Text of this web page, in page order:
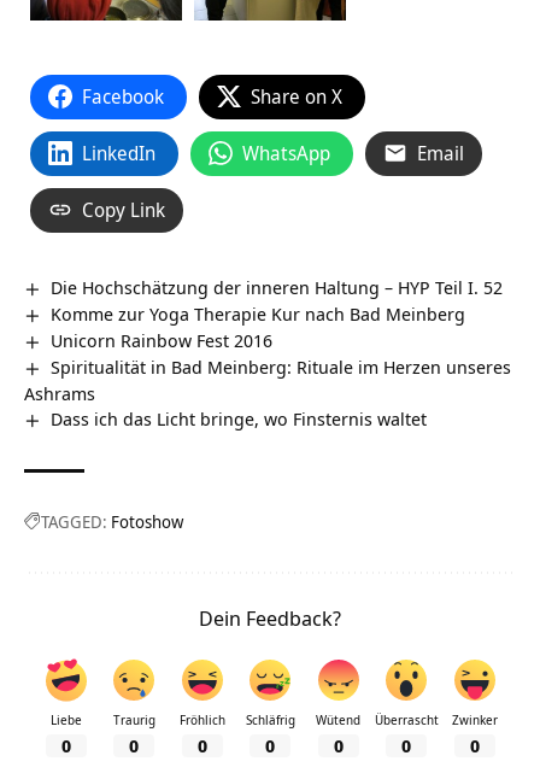
Facebook Share on X
LinkedIn WhatsApp Email
Copy Link
Die Hochschätzung der inneren Haltung – HYP Teil I. 52
Komme zur Yoga Therapie Kur nach Bad Meinberg
Unicorn Rainbow Fest 2016
Spiritualität in Bad Meinberg: Rituale im Herzen unseres
Ashrams
Dass ich das Licht bringe, wo Finsternis waltet
TAGGED: Fotoshow
Dein Feedback?
Liebe
0
Traurig
0
Fröhlich
0
Schläfrig
0
Wütend
0
Überrascht
0
Zwinker
0